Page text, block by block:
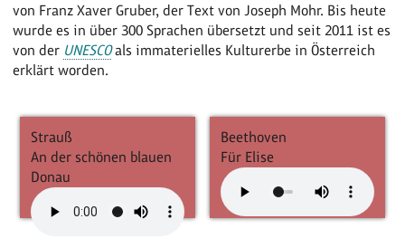
von Franz Xaver Gruber, der Text von Joseph Mohr. Bis heute
wurde es in über 300 Sprachen übersetzt und seit 2011 ist es
von der UNESCOals immaterielles Kulturerbe in Österreich
erklärt worden.
Strauß
An der schönen blauen
Donau
Beethoven
Für Elise